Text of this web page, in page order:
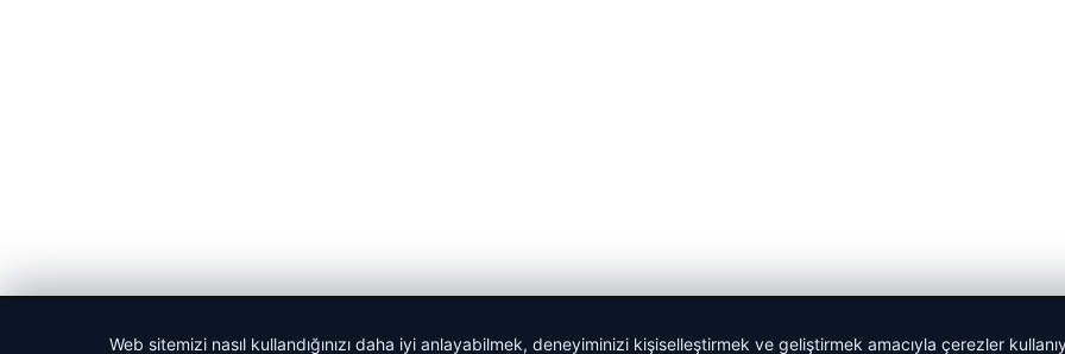
Web sitemizi nasıl kullandığınızı daha iyi anlayabilmek, deneyiminizi kişiselleştirmek ve geliştirmek amacıyla çerezler